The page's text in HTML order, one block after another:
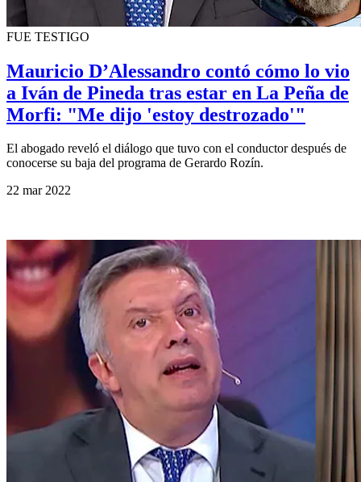
FUE TESTIGO
Mauricio D’Alessandro contó cómo lo vio
a Iván de Pineda tras estar en La Peña de
Morfi: "Me dijo 'estoy destrozado'"
El abogado reveló el diálogo que tuvo con el conductor después de
conocerse su baja del programa de Gerardo Rozín.
22 mar 2022